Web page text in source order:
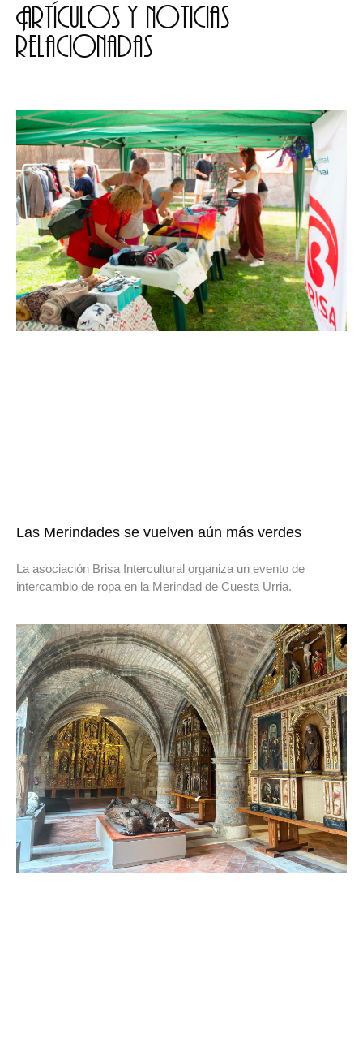
Artículos y noticias
relacionadas
Las Merindades se vuelven aún más verdes
La asociación Brisa Intercultural organiza un evento de
intercambio de ropa en la Merindad de Cuesta Urria.